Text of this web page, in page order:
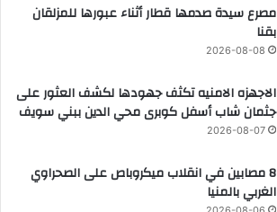
مصرع سيدة صدمها قطار أثناء عبورها للمزلقان
بقنا
2026-08-08
الاجهزه الامنيه تكثف جهودها لكشف العثور على
جثمان شاب أسفل كوبرى محي الدين ببني سويف
2026-08-07
8 مصابين في انقلاب ميكروباص على الصحراوي
الغربي بالمنيا